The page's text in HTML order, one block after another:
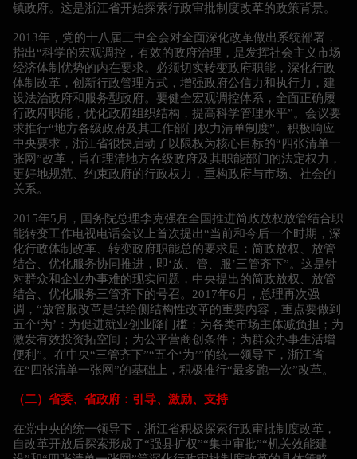
镇政府。这是浙江省开始探索行政审批制度改革的政策背景。
2013年，党的十八届三中全会对全面深化改革做出系统部署，
指出“科学的宏观调控，有效的政府治理，是发挥社会主义市场
经济体制优势的内在要求。必须切实转变政府职能，深化行政
体制改革，创新行政管理方式，增强政府公信力和执行力，建
设法治政府和服务型政府。要健全宏观调控体系，全面正确履
行政府职能，优化政府组织结构，提高科学管理水平”。会议要
求推行“地方各级政府及其工作部门权力清单制度”。积极响应
中央要求，浙江省很快启动了以限权为核心目标的“四张清单一
张网”改革，旨在理清地方各级政府及其职能部门的法定权力，
更好地规范、约束政府的行政权力，重构政府与市场、社会的
关系。
2015年5月，国务院总理李克强在全国推进简政放权放管结合职
能转变工作电视电话会议上首次提出“当前和今后一个时期，深
化行政体制改革、转变政府职能总的要求是：简政放权、放管
结合、优化服务协同推进，即‘放、管、服’三管齐下”。这是针
对群众和企业办事难的现实问题，中央提出的简政放权、放管
结合、优化服务三管齐下的号召。2017年6月，总理再次强
调，“放管服改革是供给侧结构性改革的重要内容，重点要做到
五个‘为’：为促进就业创业降门槛；为各类市场主体减负担；为
激发有效投资拓空间；为公平营商创条件；为群众办事生活增
便利”。在中央“三管齐下”“五个‘为’”的统一领导下，浙江省
在“四张清单一张网”的基础上，积极推行“最多跑一次”改革。
（二）省委、省政府：引导、激励、支持
在党中央的统一领导下，浙江省积极探索行政审批制度改革，
自改革开放后探索形成了“强县扩权”“集中审批”“机关效能建